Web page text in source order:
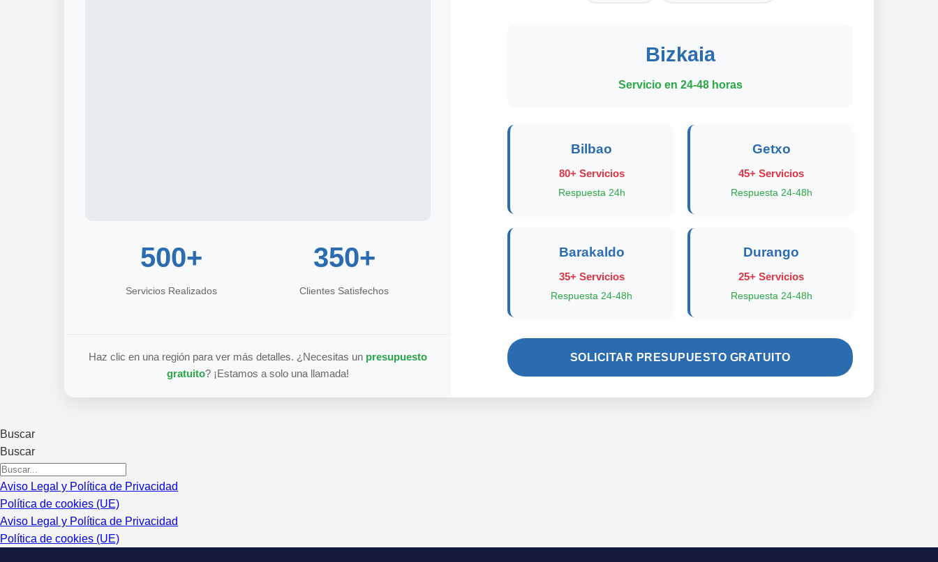
500+
Servicios Realizados
350+
Clientes Satisfechos
Haz clic en una región para ver más detalles. ¿Necesitas un presupuesto
gratuito? ¡Estamos a solo una llamada!
Bizkaia
Servicio en 24-48 horas
Bilbao
80+ Servicios
Respuesta 24h
Getxo
45+ Servicios
Respuesta 24-48h
Barakaldo
35+ Servicios
Respuesta 24-48h
Durango
25+ Servicios
Respuesta 24-48h
SOLICITAR PRESUPUESTO GRATUITO
Buscar
Buscar
Aviso Legal y Política de Privacidad
Política de cookies (UE)
Aviso Legal y Política de Privacidad
Política de cookies (UE)